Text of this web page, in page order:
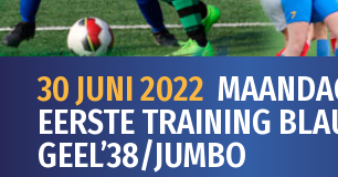
30 JUNI 2022
EERSTE TRAINING
GEEL’38/JUMBO